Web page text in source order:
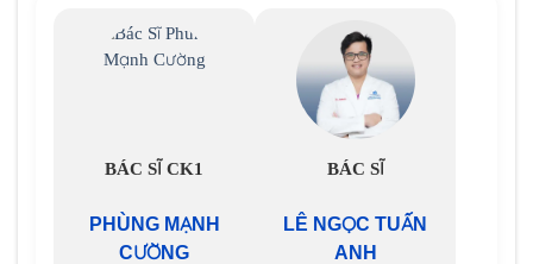
BÁC SĨ CK1
PHÙNG MẠNH
CƯỜNG
BÁC SĨ
LÊ NGỌC TUẤN
ANH